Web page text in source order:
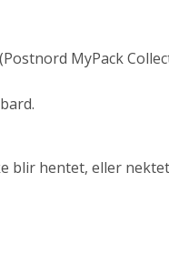
MyPack
blir hentet, eller